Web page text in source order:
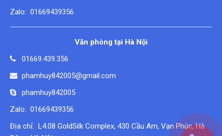
Zalo: 01669439356
Văn phòng tại Hà Nội
01669.439.356
phamhuy842005@gmail.com
phamhuy842005
Zalo: 01669439356
Địa chỉ: L4.08 GoldSilk Complex, 430 Cầu Am, Vạn Phúc, Hà